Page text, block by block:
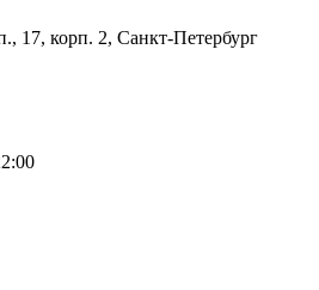
17, корп. 2, Санкт-Петербург